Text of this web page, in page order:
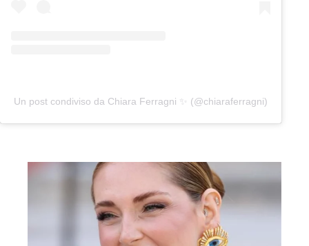
Un post condiviso da Chiara Ferragni ✨ (@chiaraferragni)